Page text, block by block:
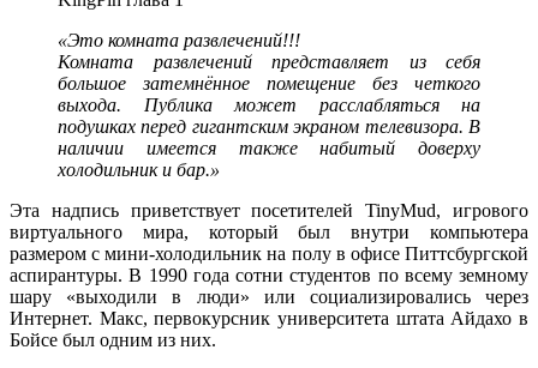
«Это комната развлечений!!!
Комната развлечений представляет из себя
большое затемнённое помещение без четкого
выхода. Публика может расслабляться на
подушках перед гигантским экраном телевизора. В
наличии имеется также набитый доверху
холодильник и бар.»
Эта надпись приветствует посетителей TinyMud, игрового
виртуального мира, который был внутри компьютера
размером с мини-холодильник на полу в офисе Питтсбургской
аспирантуры. В 1990 года сотни студентов по всему земному
шару «выходили в люди» или социализировались через
Интернет. Макс, первокурсник университета штата Айдахо в
Бойсе был одним из них.